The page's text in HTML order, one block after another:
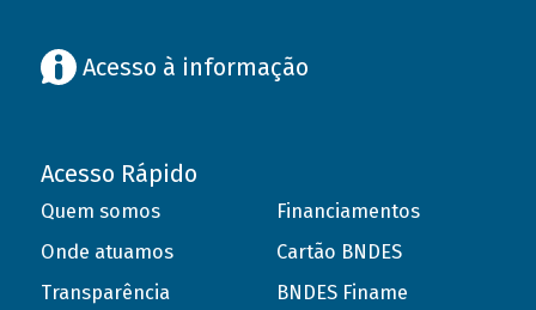
Acesso à informação
Acesso Rápido
Quem somos
Onde atuamos
Transparência
Financiamentos
Cartão BNDES
BNDES Finame